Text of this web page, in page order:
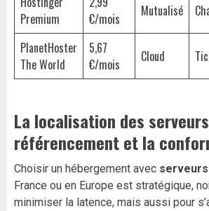
Premium
€/mois
Mutualisé
PlanetHoster
The World
5,67
€/mois
Cloud
La localisation des
référencement et la
Choisir un hébergement avec
France ou en Europe est stratégique,
minimiser la latence, mais aussi pour